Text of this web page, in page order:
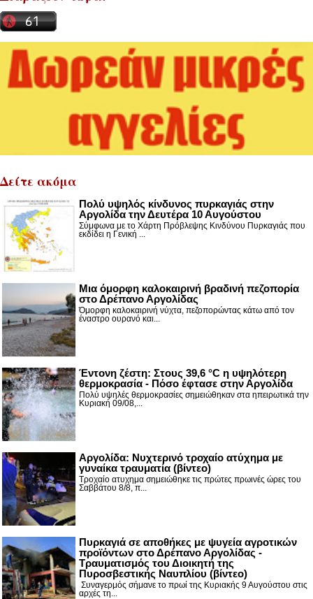
Δείτε ακόμα
Πολύ υψηλός κίνδυνος πυρκαγιάς στην
Αργολίδα την Δευτέρα 10 Αυγούστου
Σύμφωνα με το Χάρτη Πρόβλεψης Κινδύνου Πυρκαγιάς που
εκδίδει η Γενική ...
Μια όμορφη καλοκαιρινή βραδινή πεζοπορία
στο Δρέπανο Αργολίδας
Όμορφη καλοκαιρινή νύχτα, πεζοπορώντας κάτω από τον
έναστρο ουρανό και...
Έντονη ζέστη: Στους 39,6 °C η υψηλότερη
θερμοκρασία - Πόσο έφτασε στην Αργολίδα
Πολύ υψηλές θερμοκρασίες σημειώθηκαν στα ηπειρωτικά την
Κυριακή 09/08,...
Αργολίδα: Νυχτερινό τροχαίο ατύχημα με
γυναίκα τραυματία (βίντεο)
Τροχαίο ατυχημα σημειώθηκε τις πρώτες πρωινές ώρες του
Σαββάτου 8/8, π...
Πυρκαγιά σε αποθήκες με ψυγεία αγροτικών
προϊόντων στο Δρέπανο Αργολίδας -
Τραυματισμός του Διοικητή της
Πυροσβεστικής Ναυπλίου (βίντεο)
Συναγερμός σήμανε το πρωί της Κυριακής 9 Αυγούστου στις
αρχές τη...